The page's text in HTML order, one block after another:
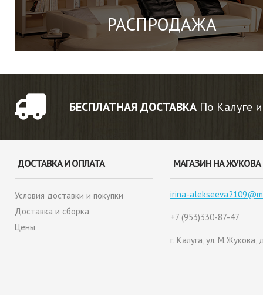
РАСПРОДАЖА
БЕСПЛАТНАЯ ДОСТАВКА По Калуге
ДОСТАВКА И ОПЛАТА
Условия доставки и покупки
Доставка и сборка
Цены
МАГАЗИН НА ЖУКОВА
irina-
+7 (953)330-87-47
г. Калуга, ул. М.Жукова,